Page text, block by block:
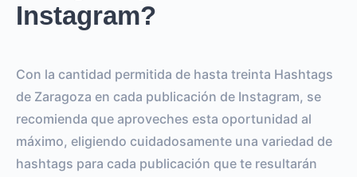
Instagram?
Con la cantidad permitida de hasta treinta Hashtags
de Zaragoza en cada publicación de Instagram, se
recomienda que aproveches esta oportunidad al
máximo, eligiendo cuidadosamente una variedad de
hashtags para cada publicación que te resultarán